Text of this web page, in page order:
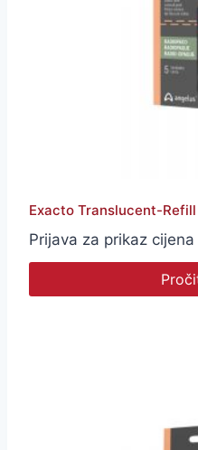
Exacto Translucent-
Prijava za prikaz cijena